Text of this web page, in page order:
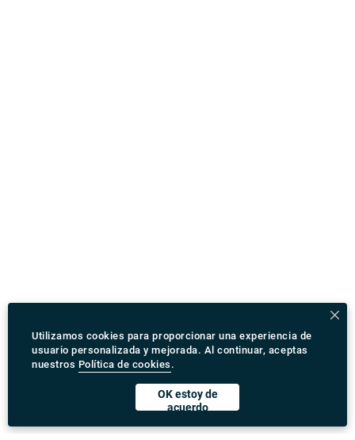
Utilizamos cookies para proporcionar una experiencia de
usuario personalizada y mejorada. Al continuar, aceptas
nuestros Política de cookies .
OK estoy de
acuerdo